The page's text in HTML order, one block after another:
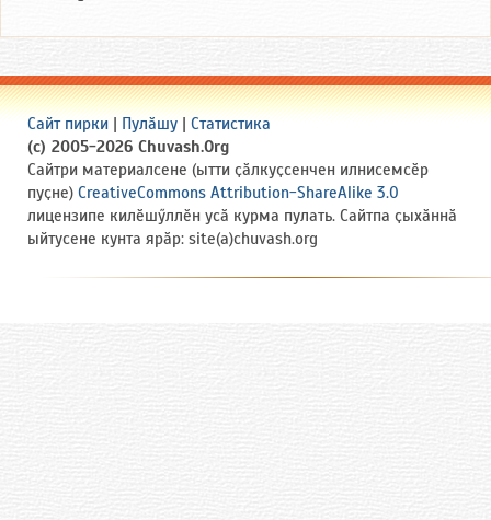
Сайт пирки | Пулӑшу | Статистика
(c) 2005-2026 Chuvash.Org
Сайтри материалсене (ытти ҫӑлкуҫсенчен илнисемсӗр
пуҫне) CreativeCommons Attribution-ShareAlike 3.0
лицензипе килӗшӳллӗн усӑ курма пулать. Сайтпа ҫыхӑннӑ
ыйтусене кунта ярӑр: site(a)chuvash.org